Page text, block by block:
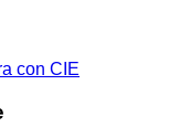
con CIE